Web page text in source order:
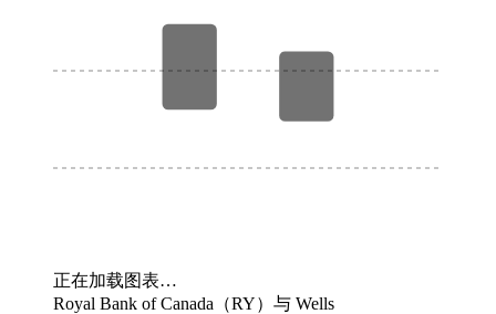
正在加载图表…
Royal Bank of Canada（RY）与 Wells